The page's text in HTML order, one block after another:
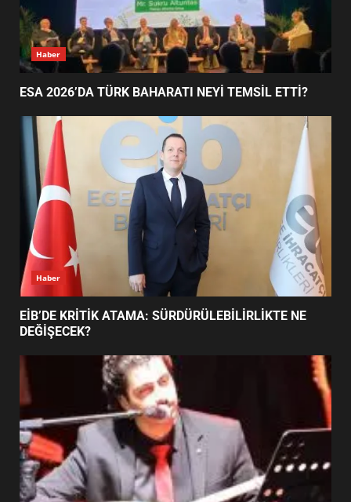
4
EDREMİT’İN GURURU TÜRKİYE
FİNALİNDE NE BAŞARDI?
5
UZATILDI: NE DEĞİŞTİ?
6
BURHANİYE SATRANÇ
TURNUVASI KAYITLARI NEYİ
DEĞİŞTİRİYOR?
BURHANİYE BELEDİYESPOR’DA
YENİ YÖNETİM NASIL
Haber
ESA 2026’DA TÜRK BAHARATI NEYİ TEMSİL ETTİ?
Haber
EİB’DE KRİTİK ATAMA: SÜRDÜRÜLEBİLİRLİKTE NE
DEĞİŞECEK?